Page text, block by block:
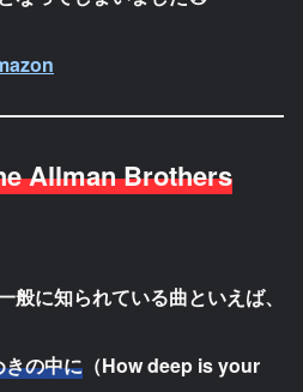
Allman Brothers
に知られている曲といえば、
の中に （How deep is your